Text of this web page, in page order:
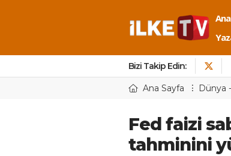
Bizi Takip Edin:
Ana Sayfa Dünya
Fed faizi
tahminini